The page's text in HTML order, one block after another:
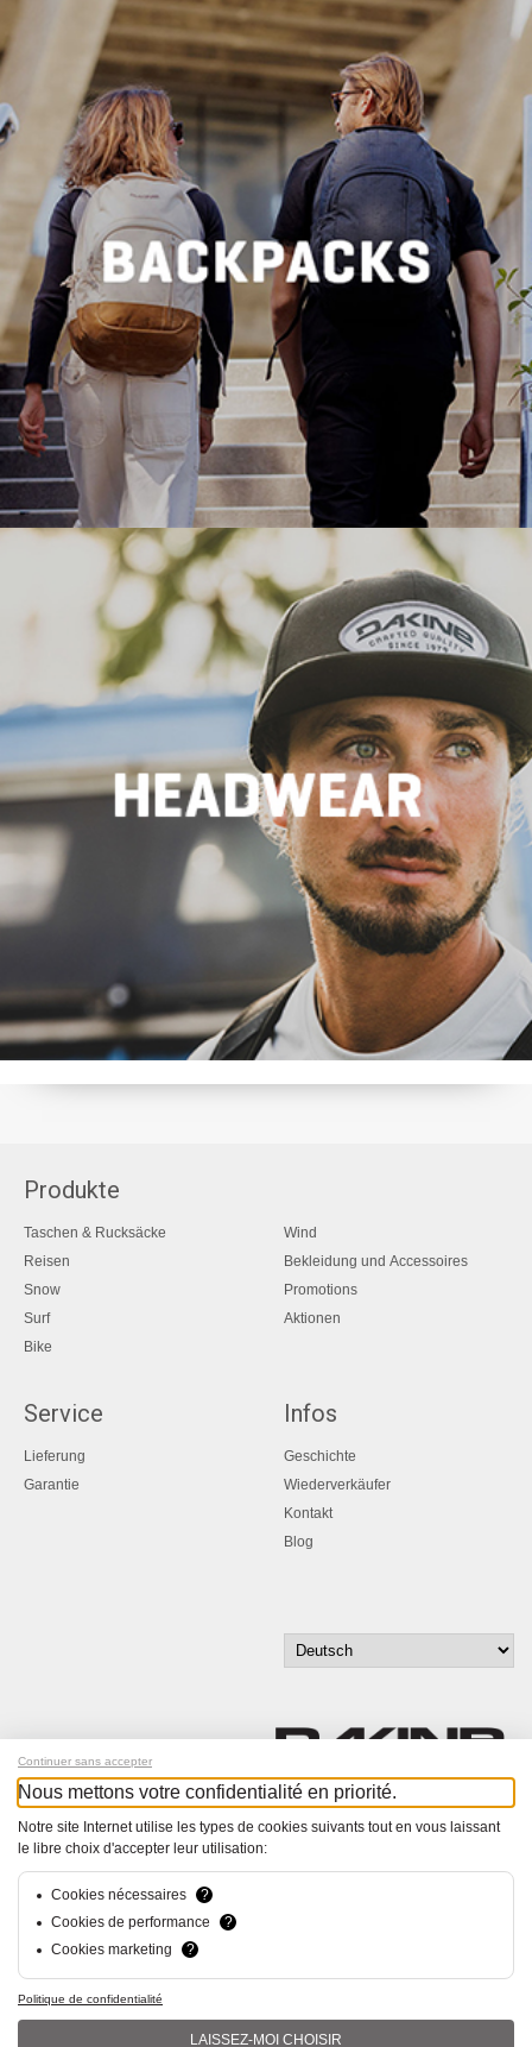
Produkte
Taschen & Rucksäcke
Reisen
Snow
Surf
Bike
Wind
Bekleidung und Accessoires
Promotions
Aktionen
Service
Lieferung
Garantie
Infos
Geschichte
Wiederverkäufer
Kontakt
Blog
© Bucher+Walt 2011-2026
hsolutions.ch
Continuer sans accepter
Nous mettons votre confidentialité en priorité.
Notre site Internet utilise les types de cookies suivants tout en vous laissant
le libre choix d'accepter leur utilisation:
Cookies nécessaires
?
Cookies de performance
?
Cookies marketing
?
Politique de confidentialité
LAISSEZ-MOI CHOISIR